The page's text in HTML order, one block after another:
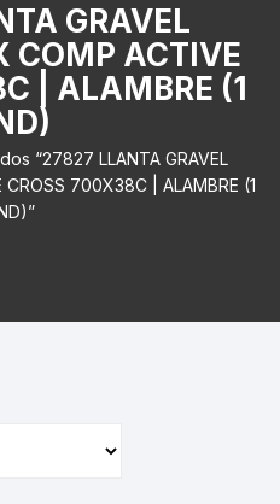
GRAVEL
COMP ACTIVE
| ALAMBRE (1
“27827 LLANTA GRAVEL
700X38C | ALAMBRE (1